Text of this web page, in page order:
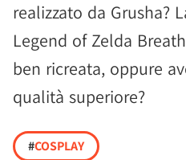
realizzato da Grusha?
Legend of Zelda
ben ricreata, oppure
qualità superiore?
#COSPLAY